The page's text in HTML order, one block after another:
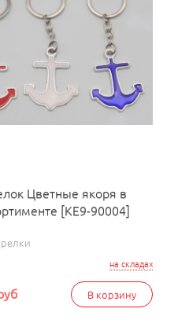
Цветные якоря в
[КЕ9-90004]
на складах
В корзину